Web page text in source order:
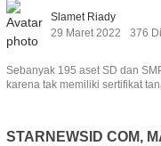
Slamet Riady
29 Maret 2022
376
Sebanyak 195 aset SD dan
karena tak memiliki sertifikat
STARNEWSID COM,